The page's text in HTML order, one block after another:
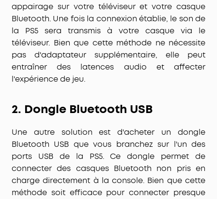
appairage sur votre téléviseur et votre casque
Bluetooth. Une fois la connexion établie, le son de
la PS5 sera transmis à votre casque via le
téléviseur. Bien que cette méthode ne nécessite
pas d'adaptateur supplémentaire, elle peut
entraîner des latences audio et affecter
l'expérience de jeu.
2. Dongle Bluetooth USB
Une autre solution est d'acheter un dongle
Bluetooth USB que vous branchez sur l'un des
ports USB de la PS5. Ce dongle permet de
connecter des casques Bluetooth non pris en
charge directement à la console. Bien que cette
méthode soit efficace pour connecter presque